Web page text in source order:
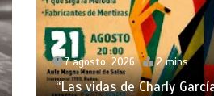
7 agosto, 2026 2 mins
“Las vidas de Charly